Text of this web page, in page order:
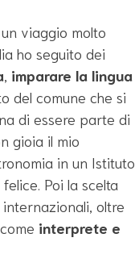
viaggio molto
ho seguito dei
, imparare la lingua
del comune che si
di essere parte di
gioia il mio
in un Istituto
Poi la scelta
oltre
interprete e